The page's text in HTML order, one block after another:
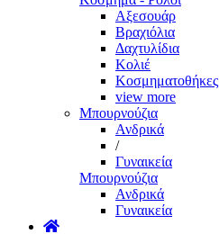
Αξεσουάρ
Βραχιόλια
Δαχτυλίδια
Κολιέ
Κοσμηματοθήκες
view more
Μπουρνούζια
Ανδρικά
/
Γυναικεία
Μπουρνούζια
Ανδρικά
Γυναικεία